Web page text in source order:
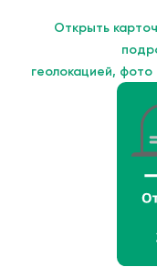
Открыть
геолокацией,